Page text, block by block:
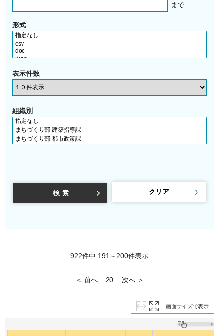
まで
形式
表示件数
組織別
922件中 191～200件表示
＜ 前へ 20 次へ ＞
画面サイズで表示